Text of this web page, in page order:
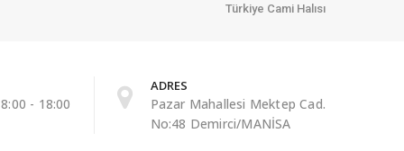
Türkiye Cami Halısı
- 18:00
ADRES
Pazar Mahallesi Mektep Cad.
No:48 Demirci/MANİSA